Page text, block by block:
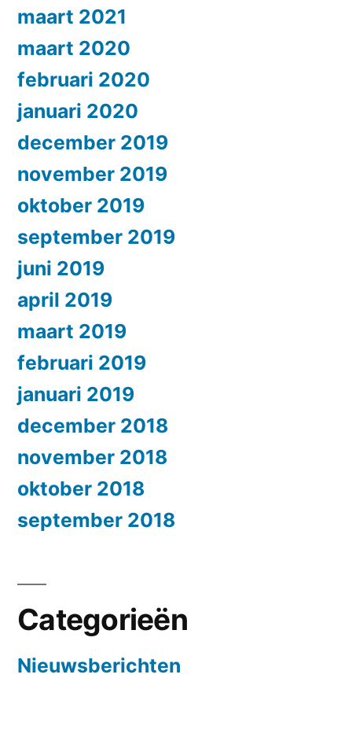
maart 2021
maart 2020
februari 2020
januari 2020
december 2019
november 2019
oktober 2019
september 2019
juni 2019
april 2019
maart 2019
februari 2019
januari 2019
december 2018
november 2018
oktober 2018
september 2018
Categorieën
Nieuwsberichten